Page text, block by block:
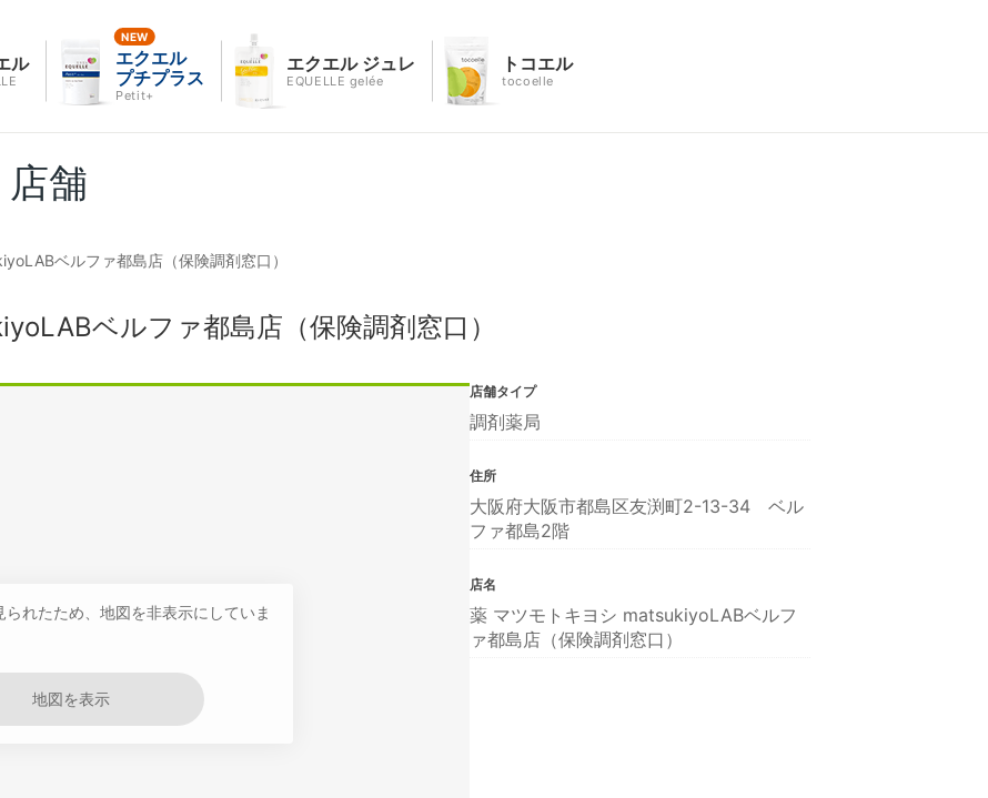
ル
エクエル
プチプラス
Petit+
エクエル ジュレ
EQUELLE gelée
トコエル
tocoelle
舗
ベルファ都島店（保険調剤窓口）
ベルファ都島店（保険調剤窓口）
れたため、地図を非表示にしていま
地図を表示
店舗タイプ
調剤薬局
住所
大阪府大阪市都島区友渕町2-13-34 ベル
ファ都島2階
店名
薬 マツモトキヨシ matsukiyoLABベルフ
ァ都島店（保険調剤窓口）